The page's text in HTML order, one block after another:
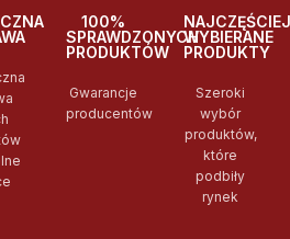
100%
SPRAWDZONYCH
PRODUKTÓW
Gwarancje
producentów
NAJCZĘŚCIEJ
WYBIERANE
PRODUKTY
Szeroki
wybór
produktów,
które
podbiły
rynek